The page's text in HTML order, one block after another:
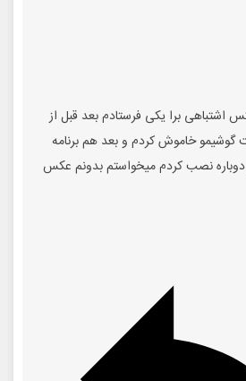
برا یکی فرستادم بعد قبل از
گوشیمو خاموش کردم و بعد هم برنامه
نصب کردم میخواستم بدونم عکس